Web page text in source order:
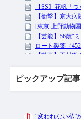
ピックアップ記事